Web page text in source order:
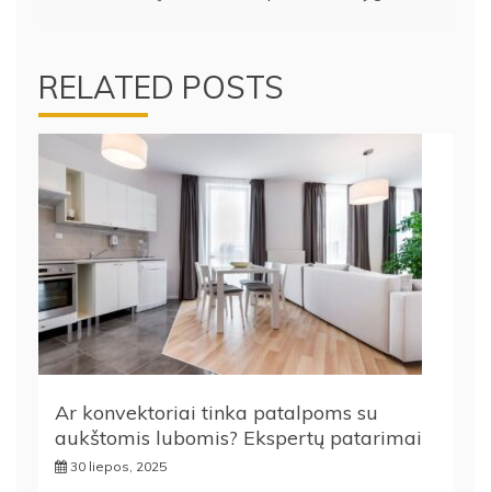
RELATED POSTS
Ar konvektoriai tinka patalpoms su
aukštomis lubomis? Ekspertų patarimai
30 liepos, 2025